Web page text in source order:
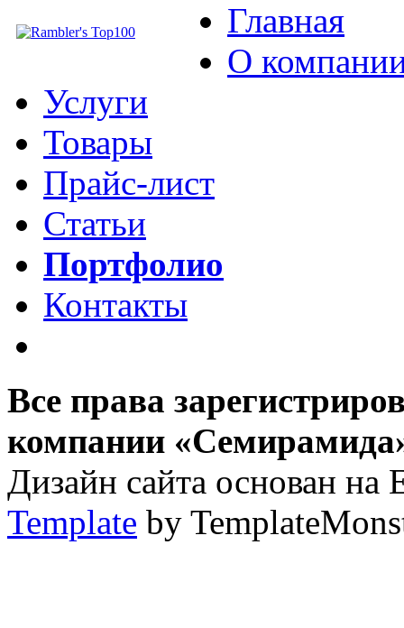
Главная
О
Услуги
Товары
Прайс-лист
Статьи
Портфолио
Контакты
Все права
компании
Дизайн сайта основан
Template by